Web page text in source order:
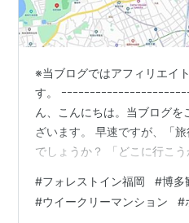
※当ブログではアフィリエイ
す。 ｰｰｰｰｰｰｰｰｰｰｰｰｰｰｰｰｰｰｰｰｰ
ん、こんにちは。当ブログ
ざいます。 早速ですが、「
でしょうか？ 「どこに行こ
ど、行く前からウキウキしま
ら今回は仕事の関係で行きま
#フォレストイン福岡 #博多
#ウイークリーマンション #